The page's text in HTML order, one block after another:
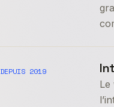
DEPUIS 2019
Le